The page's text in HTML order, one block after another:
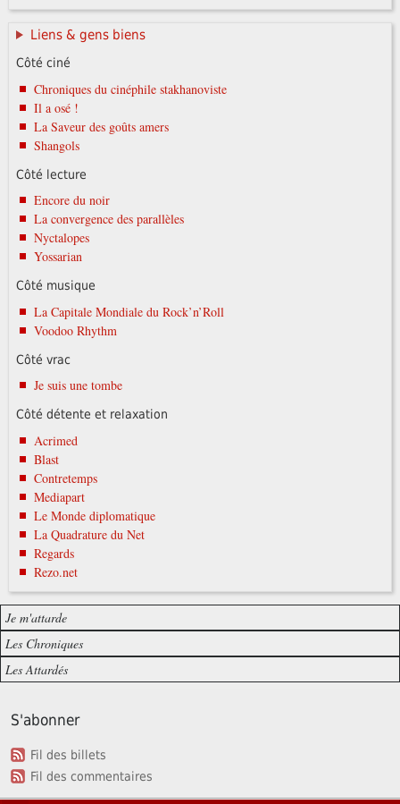
Liens & gens biens
Côté ciné
Chroniques du cinéphile stakhanoviste
Il a osé !
La Saveur des goûts amers
Shangols
Côté lecture
Encore du noir
La convergence des parallèles
Nyctalopes
Yossarian
Côté musique
La Capitale Mondiale du Rock’n’Roll
Voodoo Rhythm
Côté vrac
Je suis une tombe
Côté détente et relaxation
Acrimed
Blast
Contretemps
Mediapart
Le Monde diplomatique
La Quadrature du Net
Regards
Rezo.net
Je m'attarde
Les Chroniques
Les Attardés
S'abonner
Fil des billets
Fil des commentaires